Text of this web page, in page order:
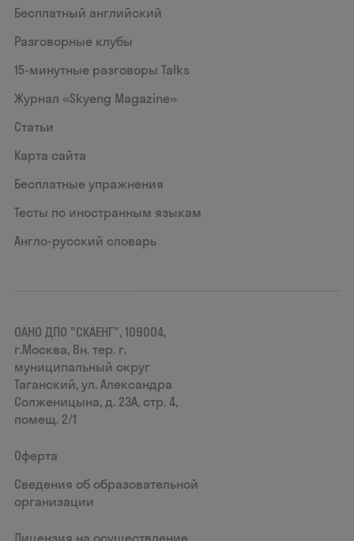
Бесплатный английский
Разговорные клубы
15‑минутные разговоры Talks
Журнал «Skyeng Magazine»
Статьи
Карта сайта
Бесплатные упражнения
Тесты по иностранным языкам
Англо-русский словарь
ОАНО ДПО "СКАЕНГ", 109004,
г.Москва, Вн. тер. г.
муниципальный округ
Таганский, ул. Александра
Солженицына, д. 23А, стр. 4,
помещ. 2/1
Оферта
Сведения об образовательной
организации